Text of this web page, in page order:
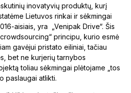
inovatyvių produktų, kurį
Lietuvos rinkai ir sėkmingai
aisiais, yra „Venipak Drive“. Šis
principu, kurio esmė
gavėjui pristato eiliniai, tačiau
bet ne kurjerių tarnybos
toliau sėkmingai plėtojame „tos
paslaugai atlikti.